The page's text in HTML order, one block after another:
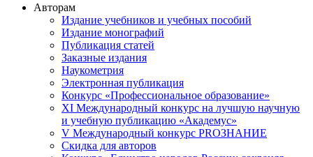
Авторам
Издание учебников и учебных пособий
Издание монографий
Публикация статей
Заказные издания
Наукометрия
Электронная публикация
Конкурс «Профессиональное образование»
XI Международный конкурс на лучшую научную
и учебную публикацию «Академус»
V Международный конкурс PROЗНАНИЕ
Скидка для авторов